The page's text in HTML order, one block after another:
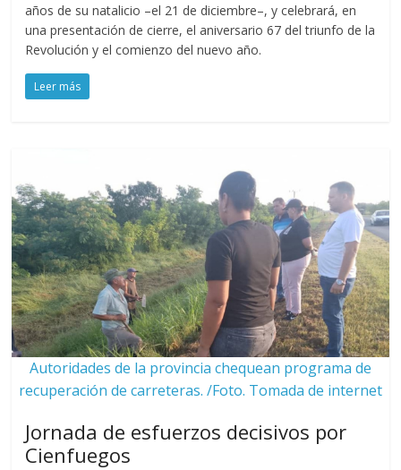
años de su natalicio –el 21 de diciembre–, y celebrará, en
una presentación de cierre, el aniversario 67 del triunfo de la
Revolución y el comienzo del nuevo año.
Leer más
Autoridades de la provincia chequean programa de
recuperación de carreteras. /Foto. Tomada de internet
Jornada de esfuerzos decisivos por
Cienfuegos